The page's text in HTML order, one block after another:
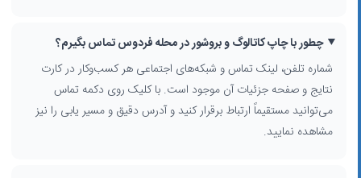
چطور با چاپ کاتالوگ و بروشور در محله فردوس تماس بگیرم؟
شماره تلفن، لینک تماس و شبکه‌های اجتماعی هر کسب‌وکار در کارت
نتایج و صفحه جزئیات آن موجود است. با کلیک روی دکمه تماس
می‌توانید مستقیماً ارتباط برقرار کنید و آدرس دقیق و مسیر یابی را نیز
مشاهده نمایید.